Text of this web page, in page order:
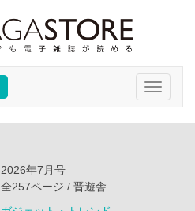
Toggle
2026年7月号
全257ページ / 晋遊舎